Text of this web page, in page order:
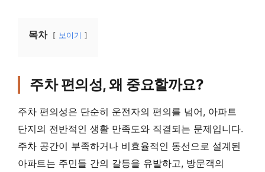
목차 보이기
주차 편의성, 왜 중요할까요?
주차 편의성은 단순히 운전자의 편의를 넘어, 아파트
단지의 전반적인 생활 만족도와 직결되는 문제입니다.
주차 공간이 부족하거나 비효율적인 동선으로 설계된
아파트는 주민들 간의 갈등을 유발하고, 방문객의